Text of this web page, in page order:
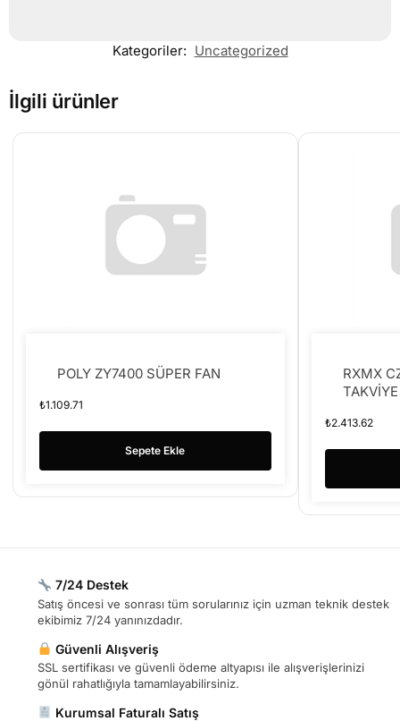
Kategoriler: Uncategorized
İlgili ürünler
POLY ZY7400 SÜPER FAN
₺1.109.71
Sepete Ekle
RXMX
TAKVİYE
₺2.413.62
7/24 Destek
Satış öncesi ve sonrası tüm sorularınız için uzman teknik destek
ekibimiz 7/24 yanınızdadır.
Güvenli Alışveriş
SSL sertifikası ve güvenli ödeme altyapısı ile alışverişlerinizi
gönül rahatlığıyla tamamlayabilirsiniz.
Kurumsal Faturalı Satış